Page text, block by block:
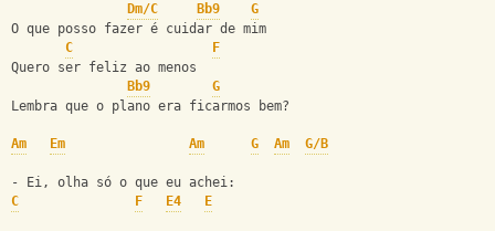
Dm/C
Bb9
G
O que posso fazer é cuidar de mim
C
F
Quero ser feliz ao menos
Bb9
G
Lembra que o plano era ficarmos bem?
Am Em Am G Am G/B
- Ei, olha só o que eu achei:
C
F E4 E